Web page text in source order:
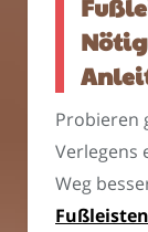
Probieren
Verlegens
Weg